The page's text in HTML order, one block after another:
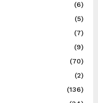
(6)
(5)
(7)
(9)
(70)
(2)
(136)